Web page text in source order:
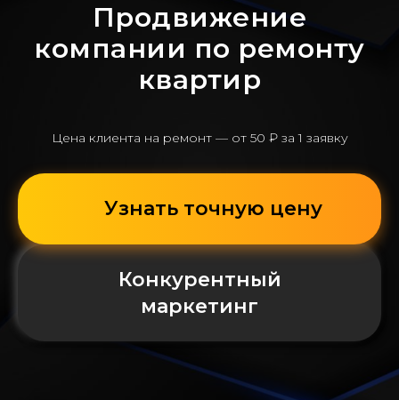
Продвижение
компании по ремонту
квартир
Цена клиента на ремонт — от 50 ₽ за 1 заявку
Узнать точную цену
Конкурентный
маркетинг